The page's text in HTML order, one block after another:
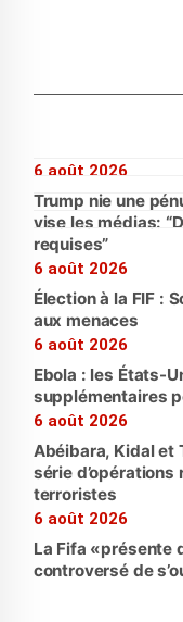
6 août 2026
Trump nie une
vise les médias:
requises”
6 août 2026
Élection à la FIF :
aux menaces
6 août 2026
Ebola : les États-
supplémentaires
6 août 2026
Abéibara, Kidal et
série
terroristes
6 août 2026
La Fifa «présente
controversé de